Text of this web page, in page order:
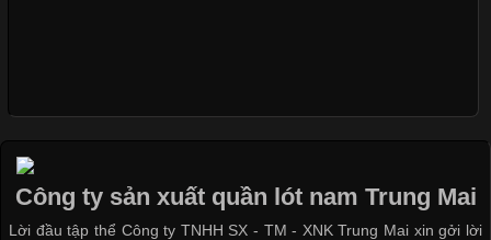
thuộc và được sử dụng phổ biến nhất hiện nay. Không chỉ đa
dạng về màu sắc hay chất liệu, áo thun còn có nhiều form dáng
khác nhau để phù hợp với từng phong cách thời trang và nhu
cầu
Công ty sản xuất quần lót nam Trung Mai
Lời đầu tập thể Công ty TNHH SX - TM - XNK Trung Mai xin gởi lời